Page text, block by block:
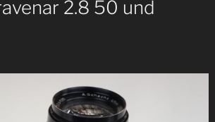
2.8 50 und